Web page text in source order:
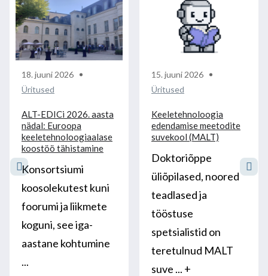
18. juuni 2026
Üritused
ALT-EDICi 2026. aasta
nädal: Euroopa
keeletehnoloogiaalase
koostöö tähistamine
Konsortsiumi
koosolekutest kuni
foorumi ja liikmete
koguni, see iga-
aastane kohtumine
...
15. juuni 2026
Üritused
Keeletehnoloogia
edendamise meetodite
suvekool (MALT)
Doktoriõppe
üliõpilased, noored
teadlased ja
tööstuse
spetsialistid on
teretulnud MALT
suve ... +